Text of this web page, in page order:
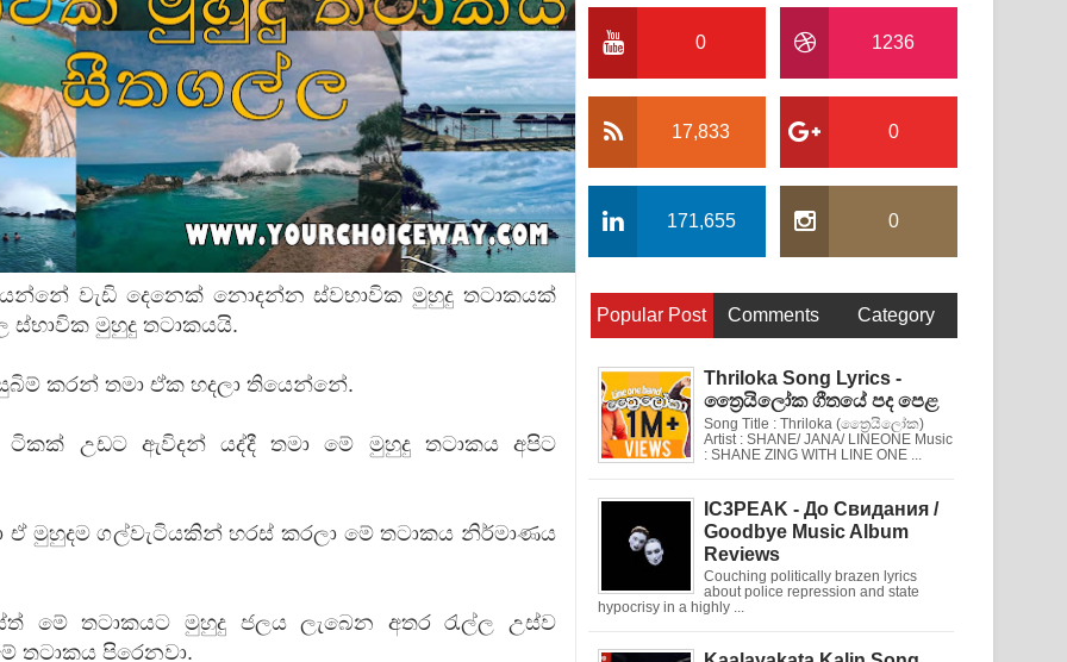
පෙළ
වැඩි දෙනෙක් නොදන්න ස්වභාවික මුහුදු තටාකයක්
මුහුදු තටාකයයි.
කරන් තමා ඒක හදලා තියෙන්නේ.
ටිකක් උඩට ඇවිදන් යද්දී තමා මේ මුහුදු තටාකය අපිට
ඒ මුහුදම ගල්වැටියකින් හරස් කරලා මේ තටාකය නිර්මාණය
මේ තටාකයට මුහුදු ජලය ලැබෙන අතර රැල්ල උස්ව
තටාකය පිරෙනවා.
0 1236
17,833 0
171,655 0
Popular Post Comments Category
Thriloka Song Lyrics -
ත්‍රෛයිලෝක ගීතයේ පද පෙළ
Song Title : Thriloka (ත්‍රෛයිලෝක)
Artist : SHANE/ JANA/ LINEONE Music
: SHANE ZING WITH LINE ONE ...
IC3PEAK - До Свидания /
Goodbye Music Album
Reviews
Couching politically brazen lyrics
about police repression and state
hypocrisy in a highly ...